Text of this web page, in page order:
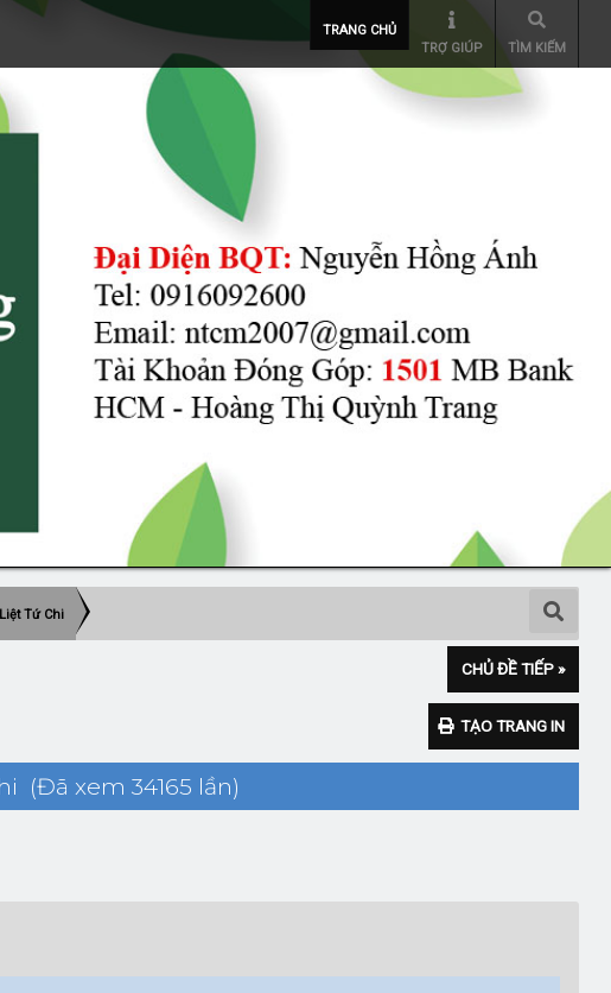
TRANG CHỦ
TRỢ GIÚP
TÌM KIẾM
Tứ Chi
CHỦ ĐỀ TIẾP »
TẠO TRANG IN
(Đã xem 34165 lần)